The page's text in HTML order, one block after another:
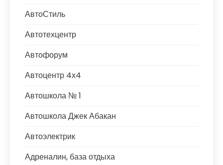
АвтоСтиль
Автотехцентр
Автофорум
Автоцентр 4х4
Автошкола № 1
Автошкола Джек Абакан
Автоэлектрик
Адреналин, база отдыха